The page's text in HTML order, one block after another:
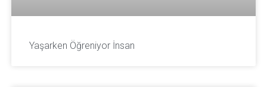
Yaşarken Öğreniyor İnsan